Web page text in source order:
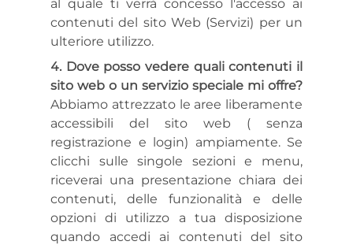
al quale ti verrà concesso l'accesso ai
contenuti del sito Web (Servizi) per un
ulteriore utilizzo.
Dove posso vedere quali contenuti il
sito web o un servizio speciale mi offre?
Abbiamo attrezzato le aree liberamente
accessibili del sito web ( senza
registrazione e login) ampiamente. Se
clicchi sulle singole sezioni e menu,
riceverai una presentazione chiara dei
contenuti, delle funzionalità e delle
opzioni di utilizzo a tua disposizione
quando accedi ai contenuti del sito